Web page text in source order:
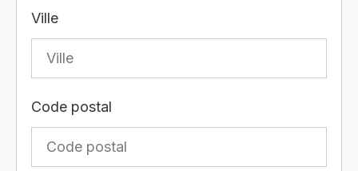
Ville
Code postal